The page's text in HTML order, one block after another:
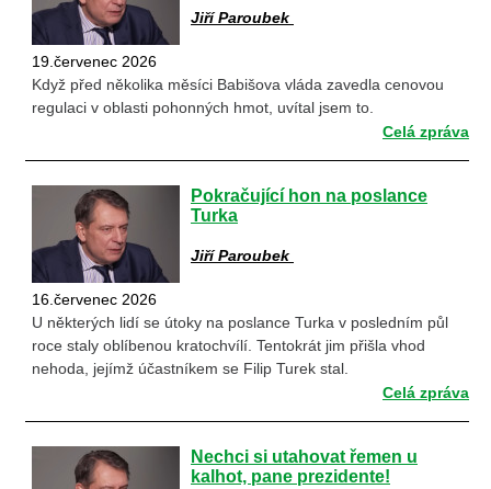
Jiří Paroubek
19.červenec 2026
Když před několika měsíci Babišova vláda zavedla cenovou
regulaci v oblasti pohonných hmot, uvítal jsem to.
Celá zpráva
Pokračující hon na poslance
Turka
Jiří Paroubek
16.červenec 2026
U některých lidí se útoky na poslance Turka v posledním půl
roce staly oblíbenou kratochvílí. Tentokrát jim přišla vhod
nehoda, jejímž účastníkem se Filip Turek stal.
Celá zpráva
Nechci si utahovat řemen u
kalhot, pane prezidente!